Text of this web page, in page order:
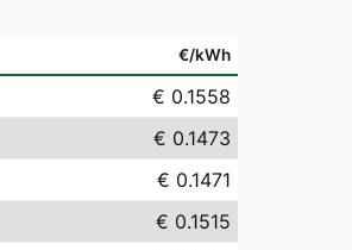
€/kWh
€ 0.1558
€ 0.1473
€ 0.1471
€ 0.1515